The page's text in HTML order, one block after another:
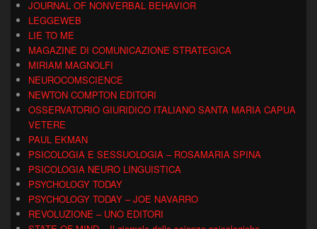
JOURNAL OF NONVERBAL BEHAVIOR
LEGGEWEB
LIE TO ME
MAGAZINE DI COMUNICAZIONE STRATEGICA
MIRIAM MAGNOLFI
NEUROCOMSCIENCE
NEWTON COMPTON EDITORI
OSSERVATORIO GIURIDICO ITALIANO SANTA MARIA CAPUA
VETERE
PAUL EKMAN
PSICOLOGIA E SESSUOLOGIA – ROSAMARIA SPINA
PSICOLOGIA NEURO LINGUISTICA
PSYCHOLOGY TODAY
PSYCHOLOGY TODAY – JOE NAVARRO
REVOLUZIONE – UNO EDITORI